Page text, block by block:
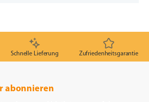
Schnelle Lieferung Zufriedenheitsgarantie
abonnieren